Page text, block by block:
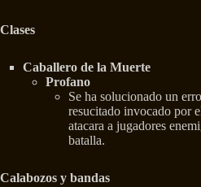
Clases
Caballero de la Muerte
Profano
Se ha solucionado un
resucitado invocado por
atacara a jugadores
batalla.
Calabozos y bandas